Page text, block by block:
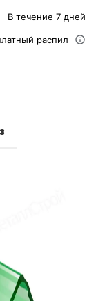
В течение 7 дней
распил